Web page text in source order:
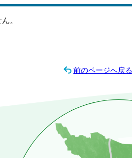
。
前のページへ戻る